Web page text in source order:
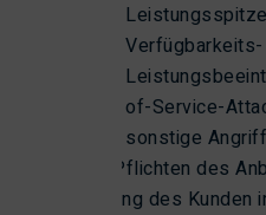
Verfügbarkeits-
of-Service-
sonstige
Die Pflichten des
Zugang des